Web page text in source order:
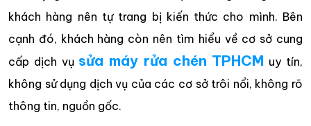
khách hàng nên tự trang bị kiến thức cho mình. Bên
cạnh đó, khách hàng còn nên tìm hiểu về cơ sở cung
cấp dịch vụ sửa máy rửa chén TPHCM uy tín,
không sử dụng dịch vụ của các cơ sở trôi nổi, không rõ
thông tin, nguồn gốc.